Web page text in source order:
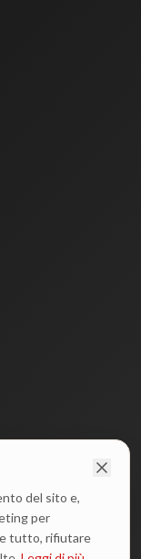
del sito e,
per
tutto, rifiutare